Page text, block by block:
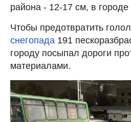
района - 12-17 см, в
Чтобы предотвратить
снегопада 191
городу посыпал дороги
материалами.